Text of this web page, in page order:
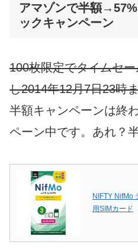
アマゾンで半額→57%
ックキャンペーン
100枚限定でタイムセ
し2014年12月7日23時
半額キャンペーンは終
ペーン中です。あれ？
NIFTY NifMo
用SIMカード